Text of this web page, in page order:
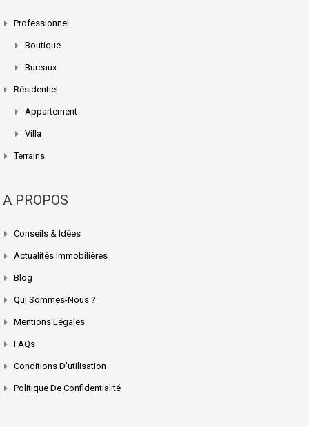
Professionnel
Boutique
Bureaux
Résidentiel
Appartement
Villa
Terrains
A PROPOS
Conseils & Idées
Actualités Immobilières
Blog
Qui Sommes-Nous ?
Mentions Légales
FAQs
Conditions D’utilisation
Politique De Confidentialité